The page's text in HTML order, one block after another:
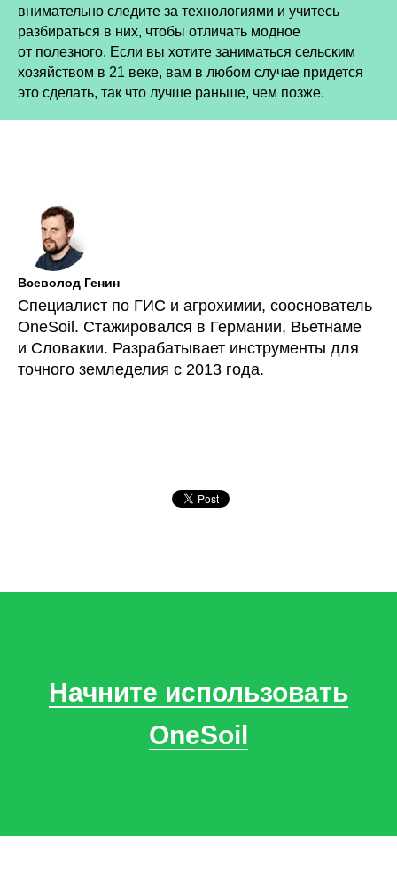
внимательно следите за технологиями и учитесь
разбираться в них, чтобы отличать модное
от полезного. Если вы хотите заниматься сельским
хозяйством в 21 веке, вам в любом случае придется
это сделать, так что лучше раньше, чем позже.
Всеволод Генин
Специалист по ГИС и агрохимии, сооснователь
OneSoil. Стажировался в Германии, Вьетнаме
и Словакии. Разрабатывает инструменты для
точного земледелия с 2013 года.
Начните использовать
OneSoil